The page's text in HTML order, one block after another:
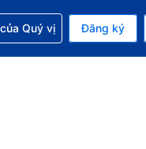
hiện tại của bạn là
ngữ hiện tại của
đặt chỗ
Quý vị Đăng ký